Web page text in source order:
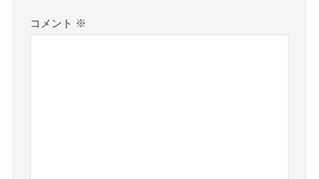
コメント ※